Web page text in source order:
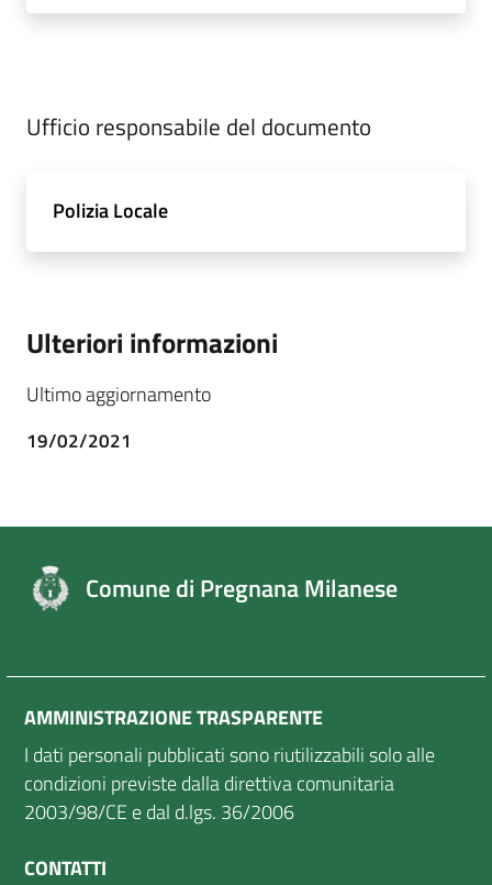
Ufficio responsabile del documento
Polizia Locale
Ulteriori informazioni
Ultimo aggiornamento
19/02/2021
Comune di Pregnana Milanese
AMMINISTRAZIONE TRASPARENTE
I dati personali pubblicati sono riutilizzabili solo alle
condizioni previste dalla direttiva comunitaria
2003/98/CE e dal d.lgs. 36/2006
CONTATTI